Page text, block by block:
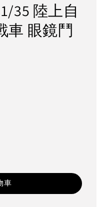
35 陸上自
車 眼鏡鬥
車